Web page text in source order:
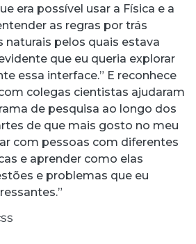
era possível usar a Física e a
as regras por trás
naturais pelos quais estava
que eu queria explorar
essa interface.” E reconhece
colegas cientistas ajudaram
de pesquisa ao longo dos
de que mais gosto no meu
com pessoas com diferentes
e aprender como elas
e problemas que eu